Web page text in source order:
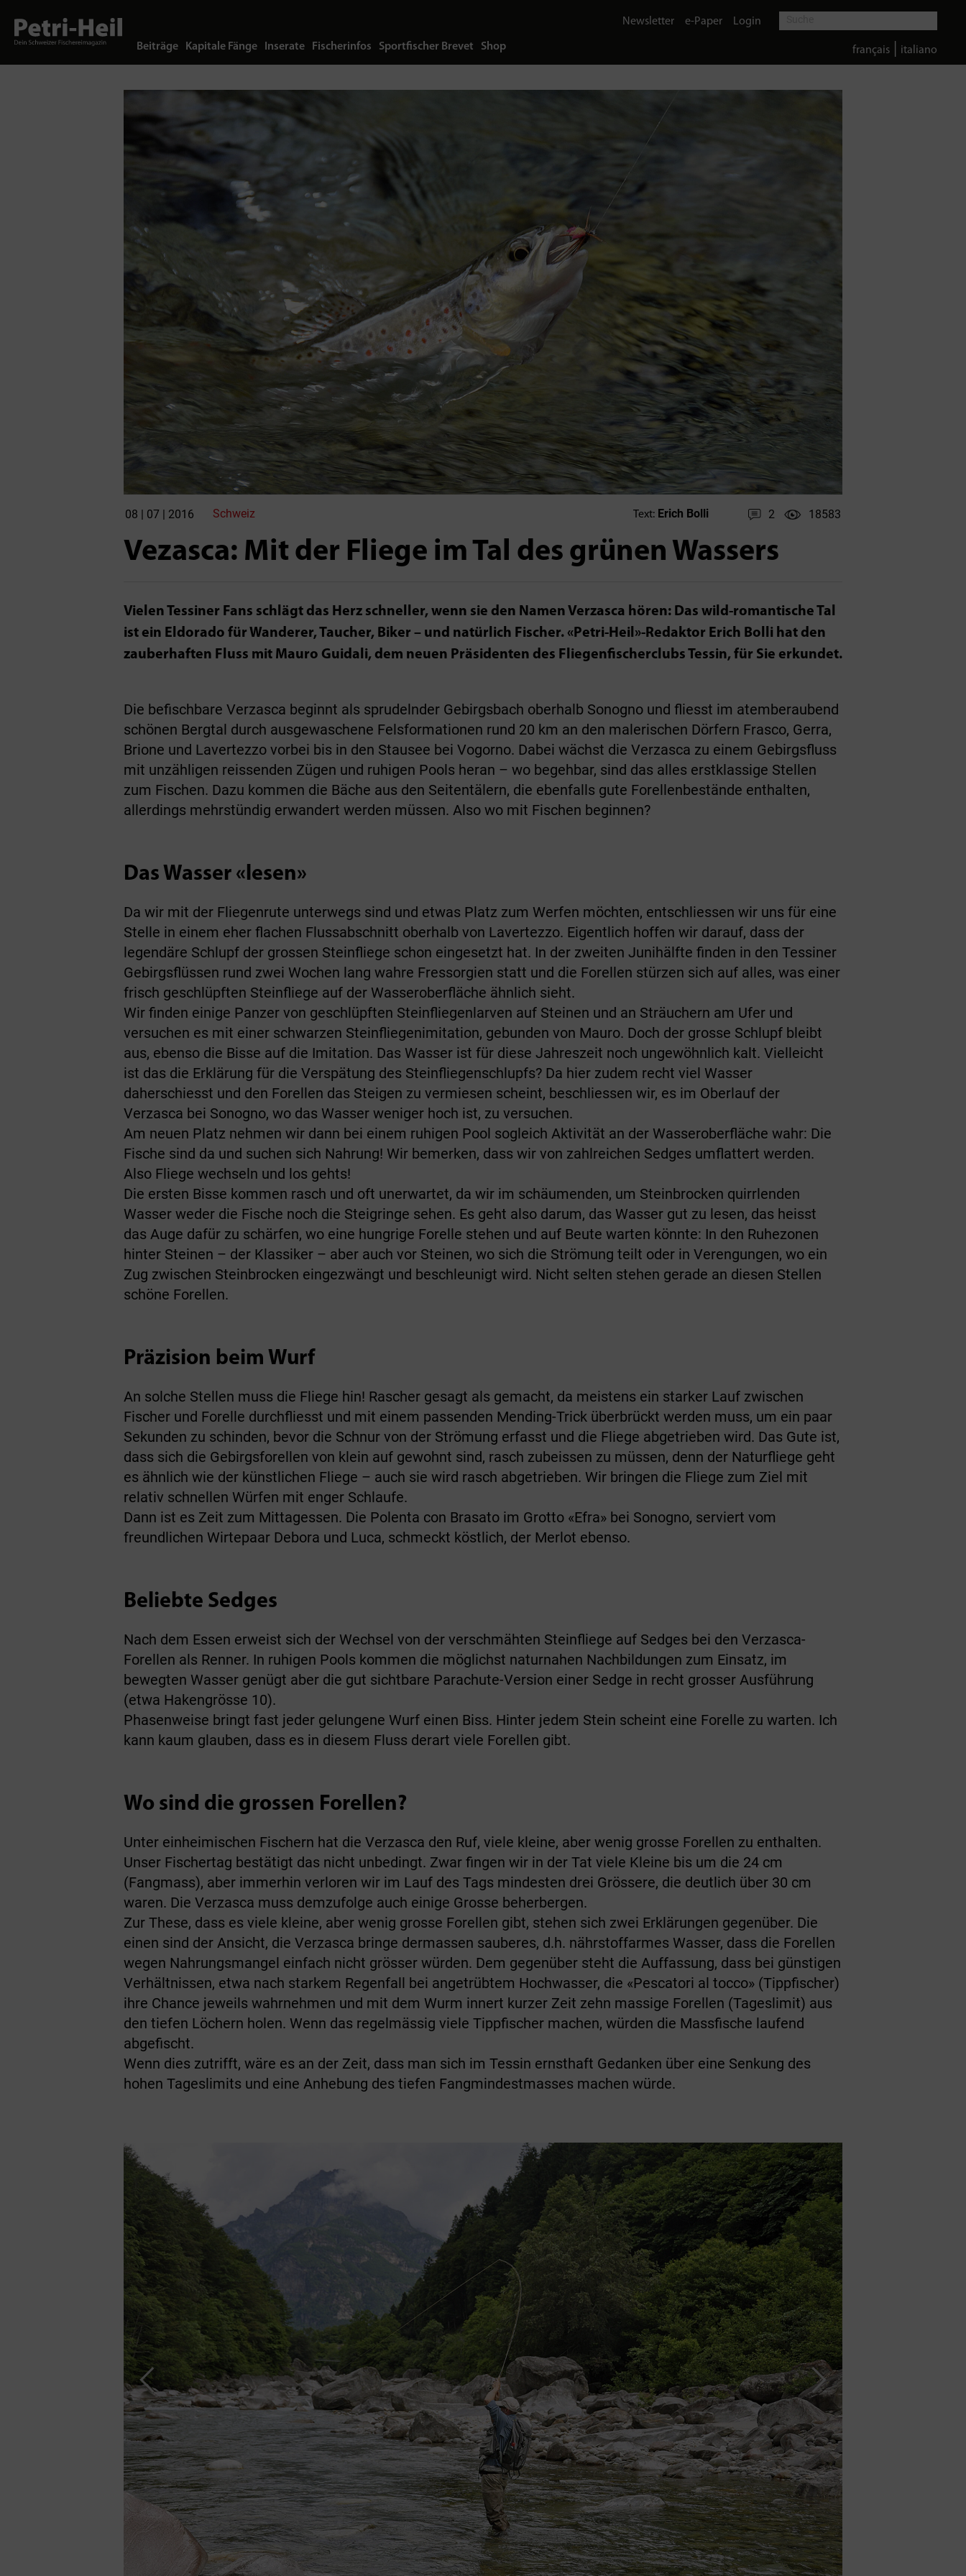
Beiträge Kapitale Fänge Inserate Fischerinfos Sportfischer Brevet Shop
Newsletter e-Paper Login
français italiano
08 | 07 | 2016 Schweiz Text: Erich Bolli 2 18583
Vezasca: Mit der Fliege im Tal des grünen Wassers
Vielen Tessiner Fans schlägt das Herz schneller, wenn sie den Namen Verzasca hören: Das wild-romantische Tal
ist ein Eldorado für Wanderer, Taucher, Biker – und natürlich Fischer. «Petri-Heil»-Redaktor Erich Bolli hat den
zauberhaften Fluss mit Mauro Guidali, dem neuen Präsidenten des Fliegenfischerclubs Tessin, für Sie erkundet.
Die befischbare Verzasca beginnt als sprudelnder Gebirgsbach oberhalb Sonogno und fliesst im atemberaubend
schönen Bergtal durch ausgewaschene Felsformationen rund 20 km an den malerischen Dörfern Frasco, Gerra,
Brione und Lavertezzo vorbei bis in den Stausee bei Vogorno. Dabei wächst die Verzasca zu einem Gebirgsfluss
mit unzähligen reissenden Zügen und ruhigen Pools heran – wo begehbar, sind das alles erstklassige Stellen
zum Fischen. Dazu kommen die Bäche aus den Seitentälern, die ebenfalls gute Forellenbestände enthalten,
allerdings mehrstündig erwandert werden müssen. Also wo mit Fischen beginnen?
Das Wasser «lesen»
Da wir mit der Fliegenrute unterwegs sind und etwas Platz zum Werfen möchten, entschliessen wir uns für eine
Stelle in einem eher flachen Flussabschnitt oberhalb von Lavertezzo. Eigentlich hoffen wir darauf, dass der
legendäre Schlupf der grossen Steinfliege schon eingesetzt hat. In der zweiten Junihälfte finden in den Tessiner
Gebirgsflüssen rund zwei Wochen lang wahre Fressorgien statt und die Forellen stürzen sich auf alles, was einer
frisch geschlüpften Steinfliege auf der Wasseroberfläche ähnlich sieht.
Wir finden einige Panzer von geschlüpften Steinfliegenlarven auf Steinen und an Sträuchern am Ufer und
versuchen es mit einer schwarzen Steinfliegenimitation, gebunden von Mauro. Doch der grosse Schlupf bleibt
aus, ebenso die Bisse auf die Imitation. Das Wasser ist für diese Jahreszeit noch ungewöhnlich kalt. Vielleicht
ist das die Erklärung für die Verspätung des Steinfliegenschlupfs? Da hier zudem recht viel Wasser
daherschiesst und den Forellen das Steigen zu vermiesen scheint, beschlies­sen wir, es im Oberlauf der
Verzasca bei Sonogno, wo das Wasser weniger hoch ist, zu versuchen.
Am neuen Platz nehmen wir dann bei einem ruhigen Pool sogleich Aktivität an der Wasseroberfläche wahr: Die
Fische sind da und suchen sich Nahrung! Wir bemerken, dass wir von zahlreichen Sedges umflattert werden.
Also Fliege wechseln und los gehts!
Die ersten Bisse kommen rasch und oft unerwartet, da wir im schäumenden, um Steinbrocken quirrlenden
Wasser weder die Fische noch die Steigringe sehen. Es geht also darum, das Wasser gut zu lesen, das heisst
das Auge dafür zu schärfen, wo eine hungrige Forelle stehen und auf Beute warten könnte: In den Ruhezonen
hinter Steinen – der Klassiker – aber auch vor Steinen, wo sich die Strömung teilt oder in Verengungen, wo ein
Zug zwischen Steinbrocken eingezwängt und beschleunigt wird. Nicht selten stehen gerade an diesen Stellen
schöne Forellen.
Präzision beim Wurf
An solche Stellen muss die Fliege hin! Rascher gesagt als gemacht, da meistens ein starker Lauf zwischen
Fischer und Forelle durchfliesst und mit einem passenden Mending-Trick überbrückt werden muss, um ein paar
Sekunden zu schinden, bevor die Schnur von der Strömung erfasst und die Fliege abgetrieben wird. Das Gute ist,
dass sich die Gebirgsforellen von klein auf gewohnt sind, rasch zubeissen zu müssen, denn der Naturfliege geht
es ähnlich wie der künstlichen Fliege – auch sie wird rasch abgetrieben. Wir bringen die Fliege zum Ziel mit
relativ schnellen Würfen mit enger Schlaufe.
Dann ist es Zeit zum Mittagessen. Die Polenta con Brasato im Grotto «Efra» bei Sonogno, serviert vom
freundlichen Wirtepaar Debora und Luca, schmeckt köstlich, der Merlot ebenso.
Beliebte Sedges
Nach dem Essen erweist sich der Wechsel von der verschmähten Steinfliege auf Sedges bei den Verzasca-
Forellen als Renner. In ruhigen Pools kommen die möglichst naturnahen Nachbildungen zum Einsatz, im
bewegten Wasser genügt aber die gut sichtbare Parachute-Version einer Sedge in recht grosser Ausführung
(etwa Haken­grösse 10).
Phasenweise bringt fast jeder gelungene Wurf einen Biss. Hinter jedem Stein scheint eine Forelle zu warten. Ich
kann kaum glauben, dass es in diesem Fluss derart viele Forellen gibt.
Wo sind die grossen Forellen?
Unter einheimischen Fischern hat die Verzasca den Ruf, viele kleine, aber wenig grosse Forellen zu enthalten.
Unser Fischertag bestätigt das nicht unbedingt. Zwar fingen wir in der Tat viele Kleine bis um die 24 cm
(Fangmass), aber immerhin verloren wir im Lauf des Tags mindesten drei Grössere, die deutlich über 30 cm
waren. Die Verzasca muss demzufolge auch einige Grosse beherbergen.
Zur These, dass es viele kleine, aber wenig grosse Forellen gibt, stehen sich zwei Erklärungen gegenüber. Die
einen sind der Ansicht, die Verzasca bringe dermas­sen sauberes, d.h. nährstoffarmes Wasser, dass die Forellen
wegen Nahrungsmangel einfach nicht grösser würden. Dem gegenüber steht die Auffassung, dass bei günstigen
Verhältnissen, etwa nach starkem Regenfall bei angetrübtem Hochwasser, die «Pescatori al tocco» (Tippfischer)
ihre Chance jeweils wahrnehmen und mit dem Wurm innert kurzer Zeit zehn massige Forellen (Tageslimit) aus
den tiefen Löchern holen. Wenn das regelmässig viele Tippfischer machen, würden die Massfische laufend
abgefischt.
Wenn dies zutrifft, wäre es an der Zeit, dass man sich im Tessin ernsthaft Gedanken über eine Senkung des
hohen Tageslimits und eine Anhebung des tiefen Fangmindestmasses machen würde.